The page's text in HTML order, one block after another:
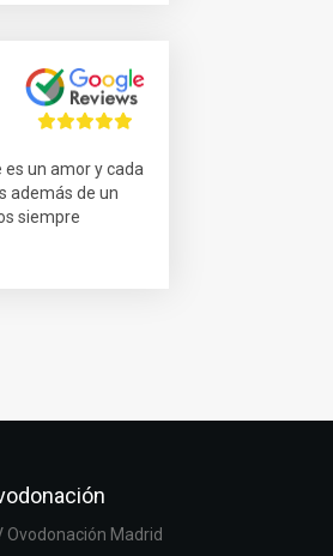
un amor y cada
además de un
siempre
Ovodonación Madrid